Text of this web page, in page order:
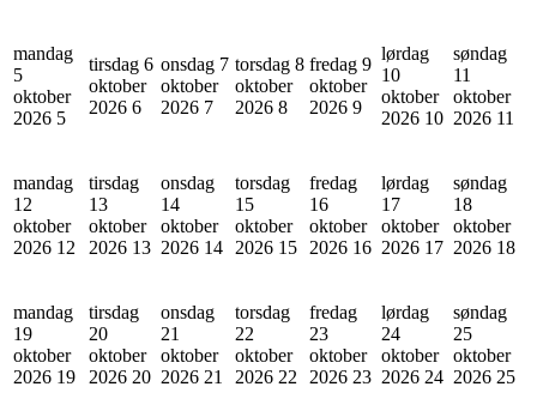
mandag
5
oktober
2026 5
tirsdag 6
oktober
2026 6
onsdag 7
oktober
2026 7
torsdag 8
oktober
2026 8
fredag 9
oktober
2026 9
lørdag
10
oktober
2026 10
søndag
11
oktober
2026 11
mandag
12
oktober
2026 12
tirsdag
13
oktober
2026 13
onsdag
14
oktober
2026 14
torsdag
15
oktober
2026 15
fredag
16
oktober
2026 16
lørdag
17
oktober
2026 17
søndag
18
oktober
2026 18
mandag
19
oktober
2026 19
tirsdag
20
oktober
2026 20
onsdag
21
oktober
2026 21
torsdag
22
oktober
2026 22
fredag
23
oktober
2026 23
lørdag
24
oktober
2026 24
søndag
25
oktober
2026 25